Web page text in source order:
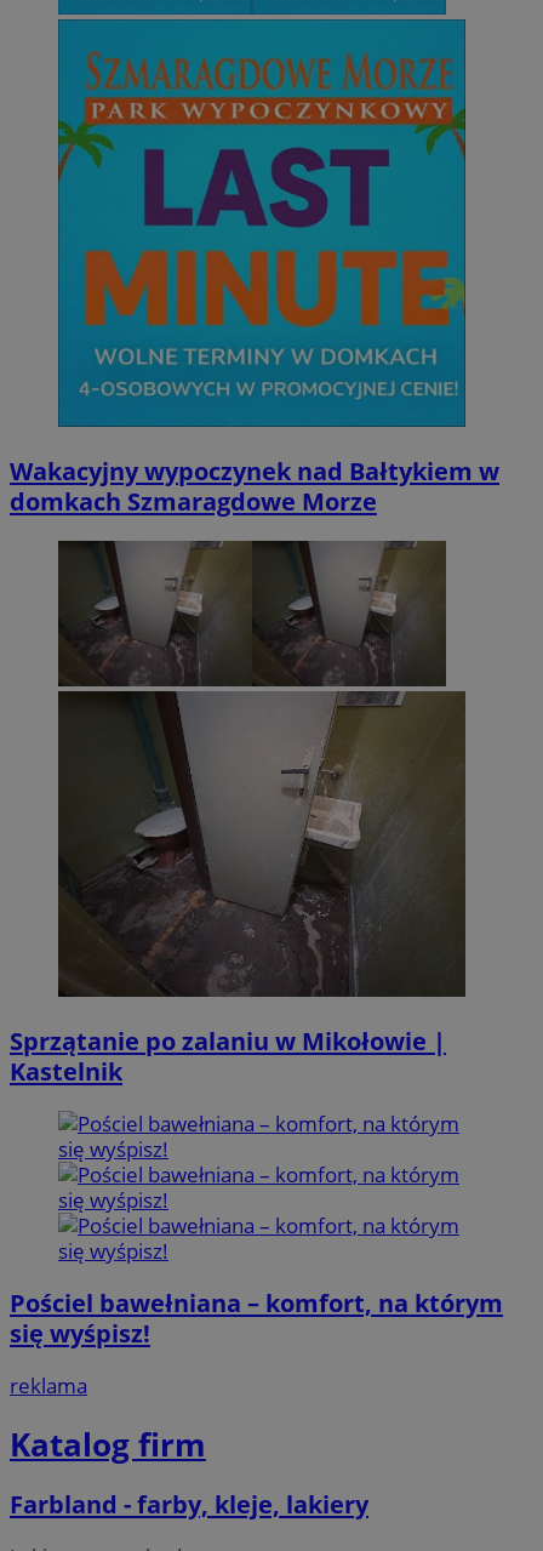
Wakacyjny wypoczynek nad Bałtykiem w
domkach Szmaragdowe Morze
Sprzątanie po zalaniu w Mikołowie |
Kastelnik
Pościel bawełniana – komfort, na którym
się wyśpisz!
reklama
Katalog firm
Farbland - farby, kleje, lakiery